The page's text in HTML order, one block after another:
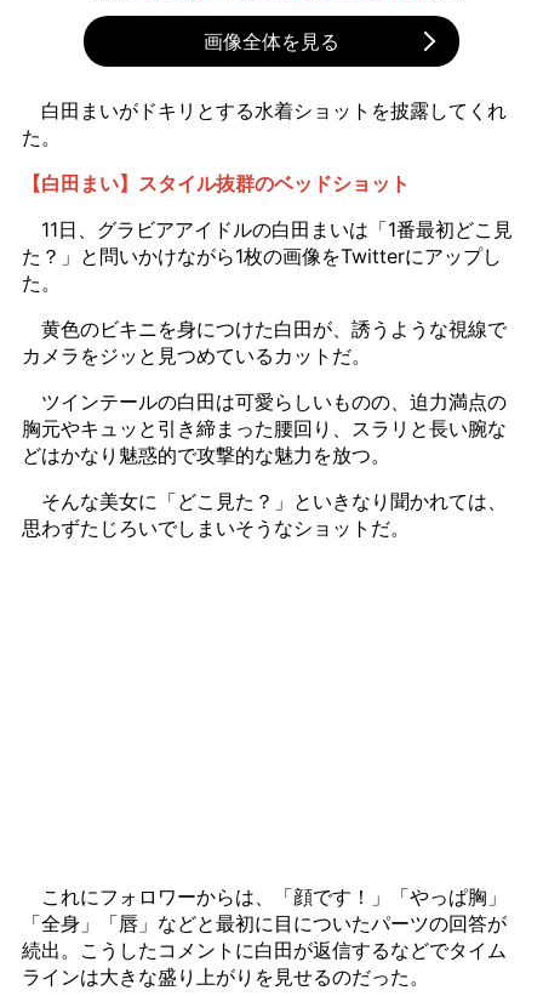
画像全体を見る
白田まいがドキリとする水着ショットを披露してくれ
た。
【白田まい】スタイル抜群のベッドショット
11日、グラビアアイドルの白田まいは「1番最初どこ見
た？」と問いかけながら1枚の画像をTwitterにアップし
た。
黄色のビキニを身につけた白田が、誘うような視線で
カメラをジッと見つめているカットだ。
ツインテールの白田は可愛らしいものの、迫力満点の
胸元やキュッと引き締まった腰回り、スラリと長い腕な
どはかなり魅惑的で攻撃的な魅力を放つ。
そんな美女に「どこ見た？」といきなり聞かれては、
思わずたじろいでしまいそうなショットだ。
これにフォロワーからは、「顔です！」「やっぱ胸」
「全身」「唇」などと最初に目についたパーツの回答が
続出。こうしたコメントに白田が返信するなどでタイム
ラインは大きな盛り上がりを見せるのだった。